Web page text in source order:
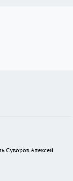
Суворов Алексей